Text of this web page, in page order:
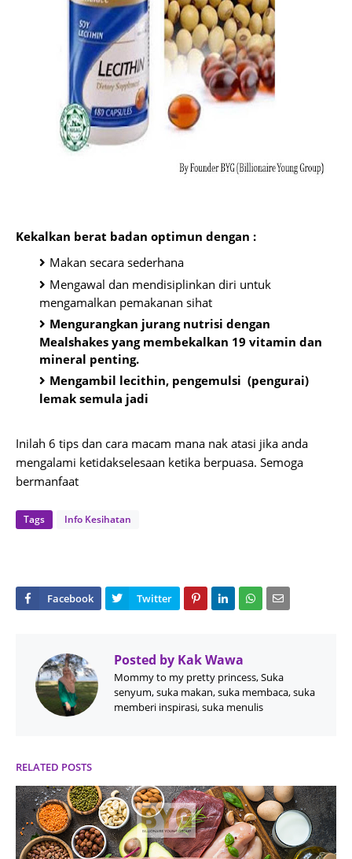
Kekalkan berat badan optimun dengan :
Makan secara sederhana
Mengawal dan mendisiplinkan diri untuk
mengamalkan pemakanan sihat
Mengurangkan jurang nutrisi dengan
Mealshakes yang membekalkan 19 vitamin dan
mineral penting.
Mengambil lecithin, pengemulsi (pengurai)
lemak semula jadi
Inilah 6 tips dan cara macam mana nak atasi jika anda
mengalami ketidakselesaan ketika berpuasa. Semoga
bermanfaat
Tags Info Kesihatan
Posted by Kak Wawa
Mommy to my pretty princess, Suka
senyum, suka makan, suka membaca, suka
memberi inspirasi, suka menulis
RELATED POSTS